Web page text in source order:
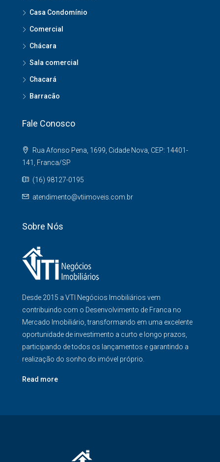
Casa Condomínio
Comercial
Chácara
Sala comercial
Chacará
Barracão
Fale Conosco
Rua Afonso Pena, 1699, Cidade Nova, CEP: 14401-
141, Franca/SP
(16) 98127-0195
atendimento@vtiimoveis.com.br
Sobre Nós
Desde 2015 a VTI Negócios Imobiliários vem
contribuindo com o Desenvolvimento de Franca no
Mercado Imobiliário, transformando em uma excelente
oportunidade de investimento a curto e longo prazos,
participando de todos os lançamentos e garantindo a
realização do sonho do imóvel próprio.
Read more